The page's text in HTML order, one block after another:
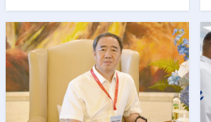
算密集型场景。据介绍，传统粒子输
运模拟在核医学系统设计中具有重要
作用，但往往需要大量计算资源，并
伴随较长运行时间，影响研发和优化
效率。Nuclear Quantum此次提出的
技术，旨在把物理输运模型转化为量
子电路，使粒子传播和随机游走动力